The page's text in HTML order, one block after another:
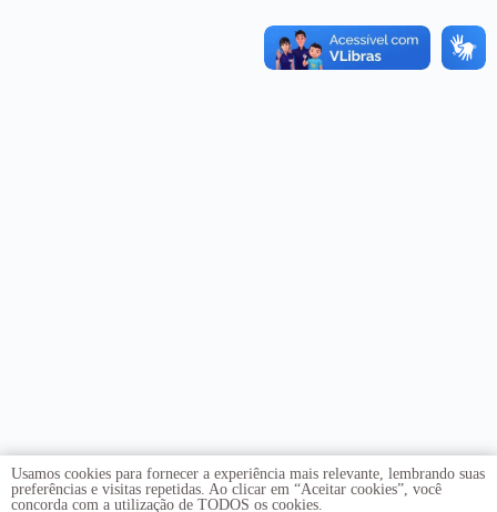
Usamos cookies para fornecer a experiência mais relevante, lembrando suas
preferências e visitas repetidas. Ao clicar em “Aceitar cookies”, você
concorda com a utilização de TODOS os cookies.